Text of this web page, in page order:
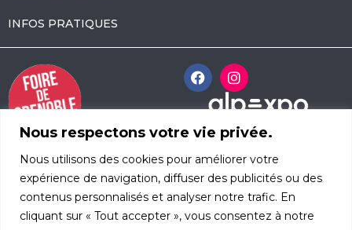
Nous respectons votre vie privée.
Nous utilisons des cookies pour améliorer votre
expérience de navigation, diffuser des publicités ou des
contenus personnalisés et analyser notre trafic. En
cliquant sur « Tout accepter », vous consentez à notre
d’Innsbruck
CS 52408
38034 Grenoble Cedex 2
Tél : +33(0)4 76 39 66 00
INFOS PRATIQUES